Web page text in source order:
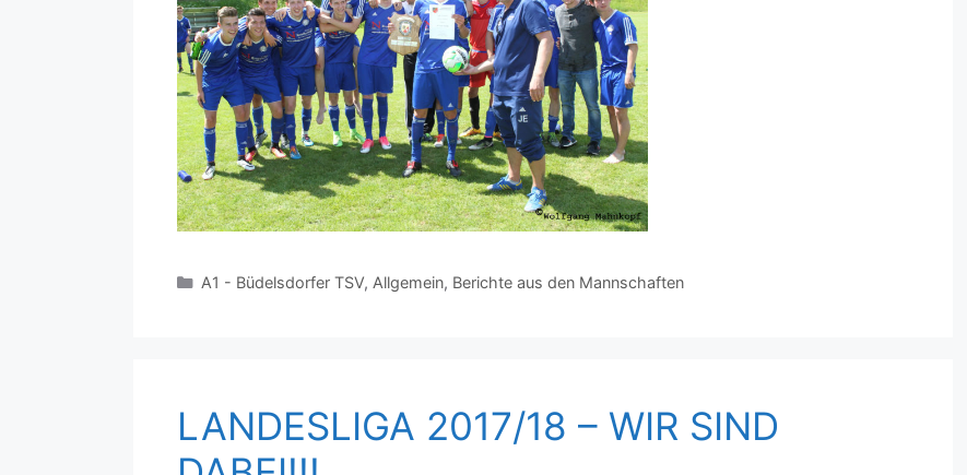
Kategorien
A1 - Büdelsdorfer TSV, Allgemein, Berichte aus den Mannschaften
LANDESLIGA 2017/18 – WIR SIND